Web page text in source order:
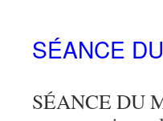
SÉANCE
SÉANCE DU